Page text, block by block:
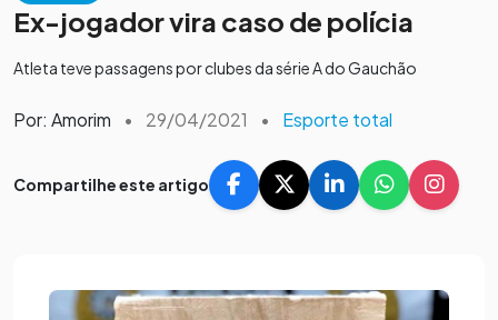
Ex-jogador vira caso de polícia
Atleta teve passagens por clubes da série A do Gauchão
Por: Amorim • 29/04/2021 • Esporte total
Compartilhe este artigo